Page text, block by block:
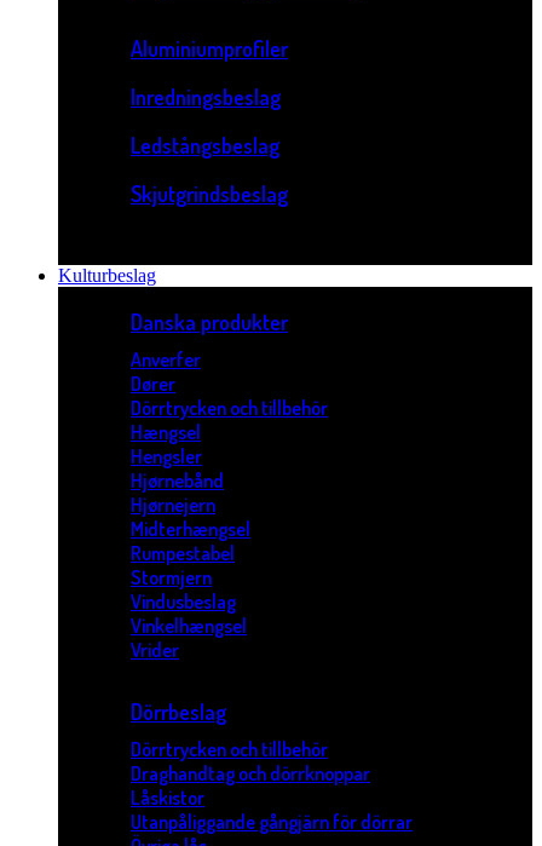
Aluminiumprofiler
Inredningsbeslag
Ledstångsbeslag
Skjutgrindsbeslag
Kulturbeslag
Danska produkter
Anverfer
Dører
Dörrtrycken och tillbehör
Hængsel
Hengsler
Hjørnebånd
Hjørnejern
Midterhængsel
Rumpestabel
Stormjern
Vindusbeslag
Vinkelhængsel
Vrider
Dörrbeslag
Dörrtrycken och tillbehör
Draghandtag och dörrknoppar
Låskistor
Utanpåliggande gångjärn för dörrar